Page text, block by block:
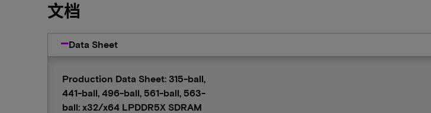
文档
Data Sheet
Production Data Sheet: 315-ball,
441-ball, 496-ball, 561-ball, 563-
ball: x32/x64 LPDDR5X SDRAM